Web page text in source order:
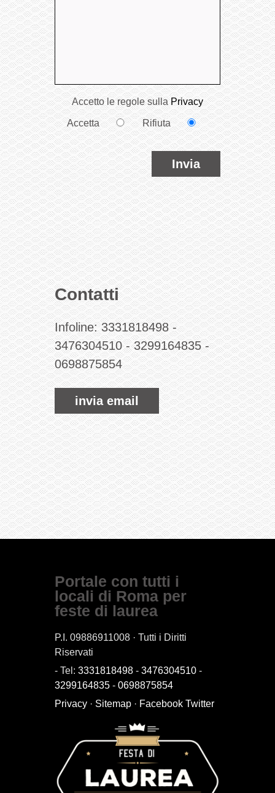
Accetto le regole sullaPrivacy
Accetta Rifiuta
Invia
Contatti
Infoline:3331818498-
3476304510-3299164835-
0698875854
invia email
Portale con tutti i
locali di Roma per
feste di laurea
P.I. 09886911008 · Tutti i Diritti
Riservati
- Tel: 3331818498 - 3476304510 -
3299164835 - 0698875854
Privacy · Sitemap · Facebook Twitter